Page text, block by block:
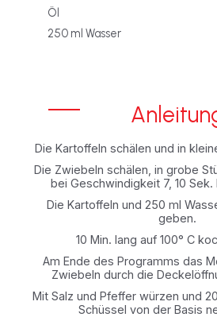
Öl
250 ml Wasser
Die Kartoffeln schälen und in
Die Zwiebeln schälen, in grobe
bei Geschwindigkeit 7, 10
Die Kartoffeln und 250 ml
geben.
10 Min. lang auf 100° C
Am Ende des Programms das
Zwiebeln durch die
Mit Salz und Pfeffer würzen und
Schüssel von der Basis